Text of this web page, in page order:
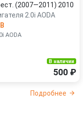
(2007—2011) 2010
2.0i AODA
AODA
В наличии
500 ₽
Подробнее